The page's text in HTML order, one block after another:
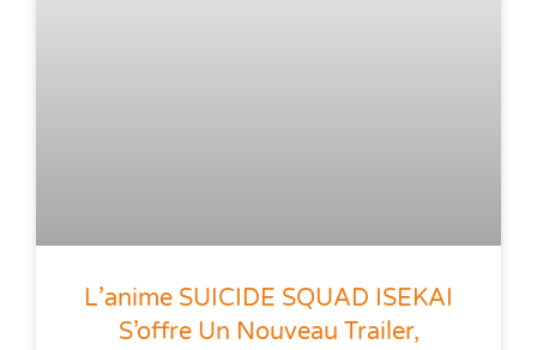
L’anime SUICIDE SQUAD ISEKAI
S’offre Un Nouveau Trailer,